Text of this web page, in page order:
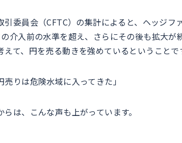
引委員会（CFTC）の集計によると、ヘッジフ
介入前の水準を超え、さらにその後も拡大が
えて、円を売る動きを強めているということで
売りは危険水域に入ってきた」
らは、こんな声も上がっています。